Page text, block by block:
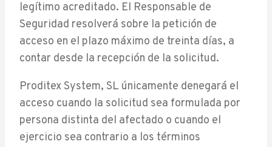
legítimo acreditado. El Responsable de
Seguridad resolverá sobre la petición de
acceso en el plazo máximo de treinta días, a
contar desde la recepción de la solicitud.
Proditex System, SL únicamente denegará el
acceso cuando la solicitud sea formulada por
persona distinta del afectado o cuando el
ejercicio sea contrario a los términos